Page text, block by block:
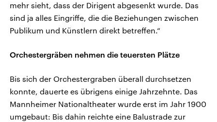
mehr sieht, dass der Dirigent abgesenkt wurde. Das
sind ja alles Eingriffe, die die Beziehungen zwischen
Publikum und Künstlern direkt betreffen.“
Orchestergräben nehmen die teuersten Plätze
Bis sich der Orchestergraben überall durchsetzen
konnte, dauerte es übrigens einige Jahrzehnte. Das
Mannheimer Nationaltheater wurde erst im Jahr 1900
umgebaut: Bis dahin reichte eine Balustrade zur